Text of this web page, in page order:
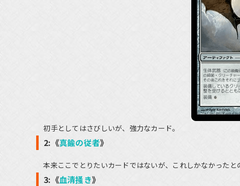
初手としてはさびしいが、強力なカード。
2:《真鍮の従者》
本来ここでとりたいカードではないが、これしかなかったと
3:《血清掻き》